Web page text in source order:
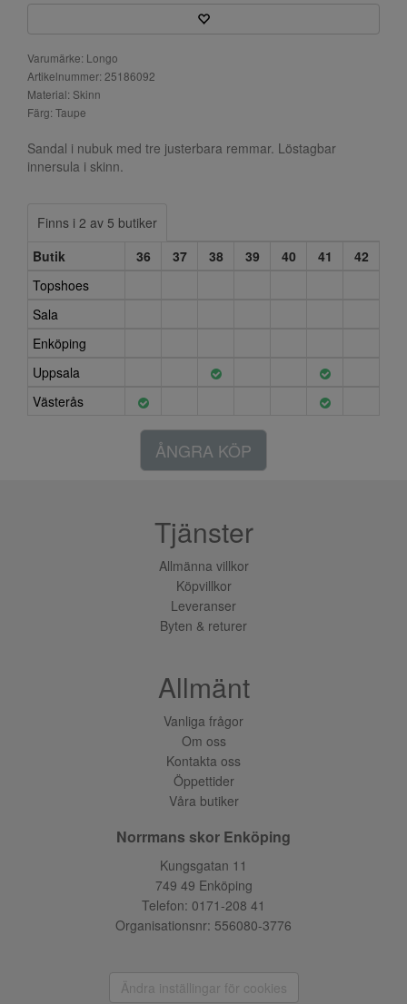
Varumärke: Longo
Artikelnummer: 25186092
Material: Skinn
Färg: Taupe
Sandal i nubuk med tre justerbara remmar. Löstagbar
innersula i skinn.
Finns i 2 av 5 butiker
Butik
36 37 38 39 40 41
42
Topshoes
Sala
Enköping
Uppsala
Västerås
ÅNGRA KÖP
Tjänster
Allmänna villkor
Köpvillkor
Leveranser
Byten & returer
Allmänt
Vanliga frågor
Om oss
Kontakta oss
Öppettider
Våra butiker
Norrmans skor Enköping
Kungsgatan 11
749 49 Enköping
Telefon: 0171-208 41
Organisationsnr: 556080-3776
Ändra inställingar för cookies